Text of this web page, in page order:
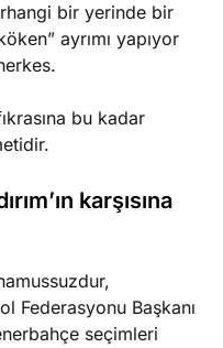
bir yerinde bir
ayrımı yapıyor
bu kadar
karşısına
Federasyonu Başkanı
seçimleri